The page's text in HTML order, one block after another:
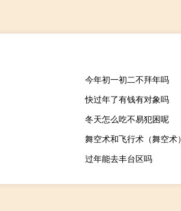
今年初一初二不拜年吗
快过年了有钱有对象吗
冬天怎么吃不易犯困呢
舞空术和飞行术（舞空术）
过年能去丰台区吗